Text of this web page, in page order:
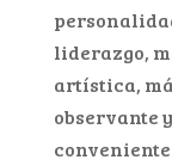
liderazgo,
artística,
observante